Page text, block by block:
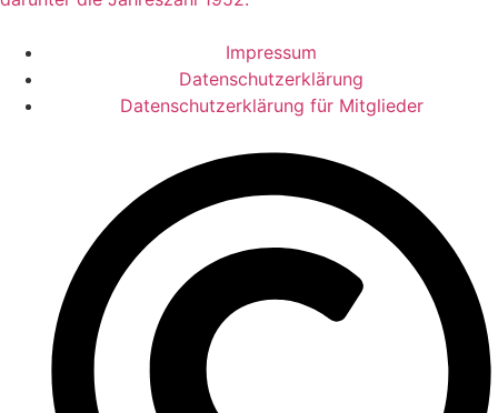
Impressum
Datenschutzerklärung
Datenschutzerklärung für Mitglieder